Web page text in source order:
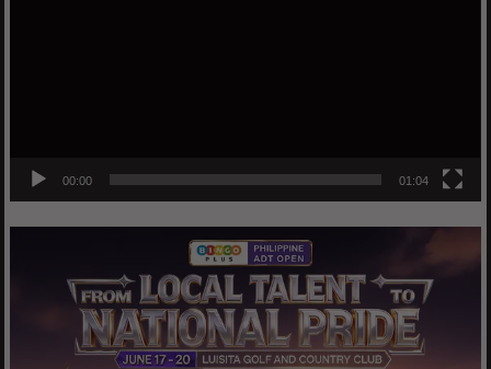
00:00 01:04